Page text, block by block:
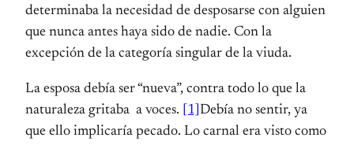
determinaba la necesidad de desposarse con alguien
que nunca antes haya sido de nadie. Con la
excepción de la categoría singular de la viuda.
La esposa debía ser “nueva”, contra todo lo que la
naturaleza gritaba a voces.
[1] Debía no sentir, ya
que ello implicaría pecado. Lo carnal era visto como